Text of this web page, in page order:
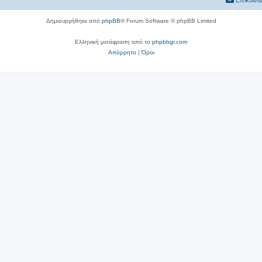
Δημιουργήθηκε από phpBB® Forum Software © phpBB Limited
Ελληνική μετάφραση από το phpbbgr.com
Απόρρητο|Όροι